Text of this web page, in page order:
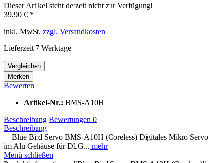
Dieser Artikel steht derzeit nicht zur Verfügung!
39,90 € *
inkl. MwSt. zzgl. Versandkosten
Lieferzeit 7 Werktage
Vergleichen
Merken
Bewerten
Artikel-Nr.: BMS-A10H
Beschreibung Bewertungen 0
Beschreibung
Blue Bird Servo BMS-A10H (Coreless) Digitales Mikro Servo
im Alu Gehäuse für DLG... mehr
Menü schließen